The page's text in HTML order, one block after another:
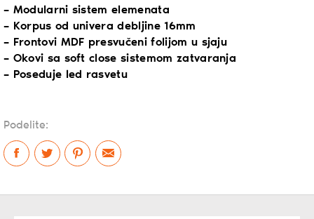
– Modularni sistem elemenata
– Korpus od univera debljine 16mm
– Frontovi MDF presvučeni folijom u sjaju
– Okovi sa soft close sistemom zatvaranja
– Poseduje led rasvetu
Podelite: